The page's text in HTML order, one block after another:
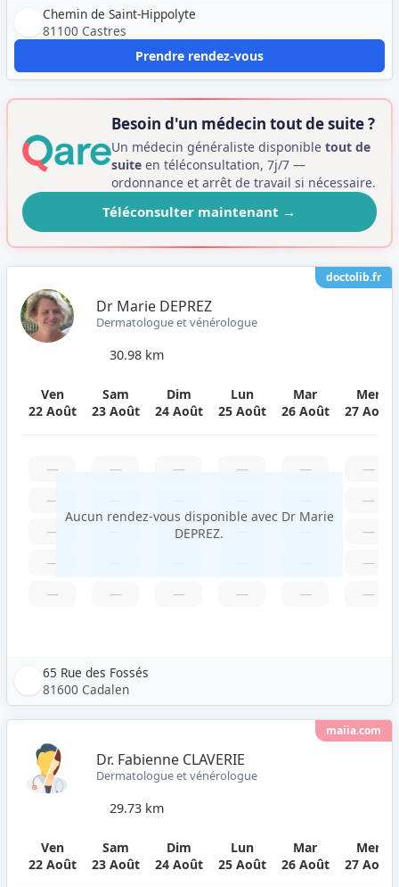
Chemin de Saint-Hippolyte
81100 Castres
Prendre rendez-vous
Besoin d'un médecin tout de suite ?
Un médecin généraliste disponibletout de
suite en téléconsultation, 7j/7 —
ordonnance et arrêt de travail si nécessaire.
Téléconsulter maintenant →
doctolib.fr
Dr Marie DEPREZ
Dermatologue et vénérologue
30.98 km
Ven
22 Août
Sam
23 Août
Dim
24 Août
Lun
25 Août
Mar
26 Août
Mer
27 Août
—
—
—
—
—
—
—
—
—
—
—
—
—
—
—
—
—
—
—
Aucun rendez-vous disponible avec Dr Marie
DEPREZ.
65 Rue des Fossés
81600 Cadalen
maiia.com
Dr. Fabienne CLAVERIE
Dermatologue et vénérologue
29.73 km
Ven
22 Août
Sam
23 Août
Dim
24 Août
Lun
25 Août
Mar
26 Août
Mer
27 Août